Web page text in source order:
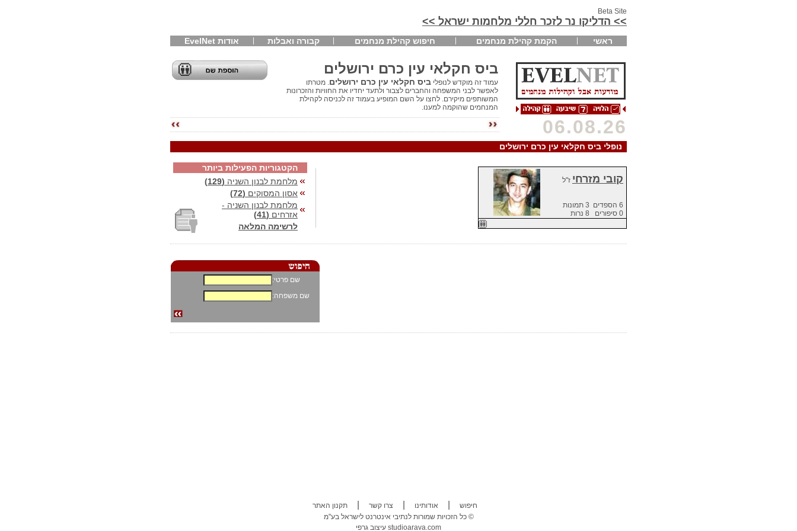
Beta Site
>> הדליקו נר לזכר חללי מלחמות ישראל >>
ראשי הקמת קהילת מנחמים חיפוש קהילת מנחמים קבורה ואבלות אודות EvelNet
ביס חקלאי עין כרם ירושלים
עמוד זה מוקדש לנופלי ביס חקלאי עין כרם ירושלים. מטרתו
לאפשר לבני המשפחה והחברים לצבור ולתעד יחדיו את החוויות והזכרונות
המשותפים מיקירם. לחצו על השם המופיע בעמוד זה לכניסה לקהילת
המנחמים שהוקמה למענו.
06.08.26
נופלי ביס חקלאי עין כרם ירושלים
הקטגוריות הפעילות ביותר
מלחמת לבנון השניה (129)
אסון המסוקים (72)
מלחמת לבנון השניה -
אזרחים (41)
לרשימה המלאה
קובי מזרחי ז"ל
6 הספדים 3 תמונות
0 סיפורים 8 נרות
שם פרטי:
שם משפחה:
חיפוש אודותינו צרו קשר
תקנון האתר
כל הזכויות שמורות לנתיבי אינטרנט לישראל בע"מ ©
studioarava.com